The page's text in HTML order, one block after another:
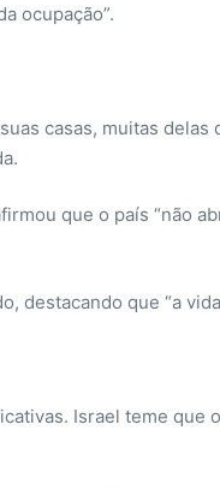
ocupação”.
casas, muitas
que o país “não
destacando que “a
Israel teme que